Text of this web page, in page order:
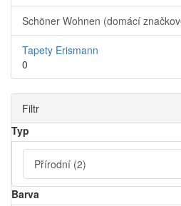
Schöner Wohnen (domácí
Tapety Erismann
0
Filtr
Typ
Přírodní (2)
Barva